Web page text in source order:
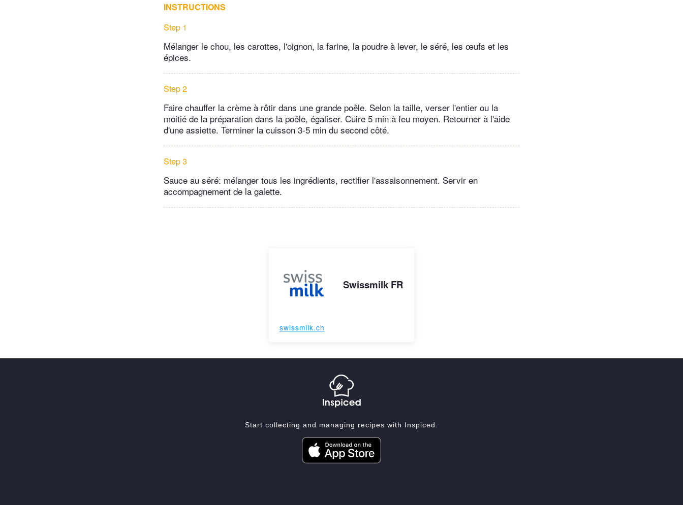
INSTRUCTIONS
Step 1
Mélanger le chou, les carottes, l'oignon, la farine, la poudre à lever, le séré, les œufs et les
épices.
Step 2
Faire chauffer la crème à rôtir dans une grande poêle. Selon la taille, verser l'entier ou la
moitié de la préparation dans la poêle, égaliser. Cuire 5 min à feu moyen. Retourner à l'aide
d'une assiette. Terminer la cuisson 3-5 min du second côté.
Step 3
Sauce au séré: mélanger tous les ingrédients, rectifier l'assaisonnement. Servir en
accompagnement de la galette.
Swissmilk FR
swissmilk.ch
Start collecting and managing recipes with Inspiced.